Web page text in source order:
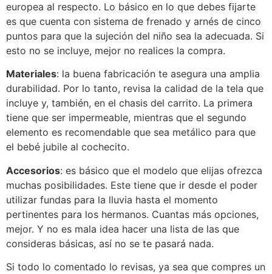
europea al respecto. Lo básico en lo que debes fijarte
es que cuenta con sistema de frenado y arnés de cinco
puntos para que la sujeción del niño sea la adecuada. Si
esto no se incluye, mejor no realices la compra.
Materiales: la buena fabricación te asegura una amplia
durabilidad. Por lo tanto, revisa la calidad de la tela que
incluye y, también, en el chasis del carrito. La primera
tiene que ser impermeable, mientras que el segundo
elemento es recomendable que sea metálico para que
el bebé jubile al cochecito.
Accesorios: es básico que el modelo que elijas ofrezca
muchas posibilidades. Este tiene que ir desde el poder
utilizar fundas para la lluvia hasta el momento
pertinentes para los hermanos. Cuantas más opciones,
mejor. Y no es mala idea hacer una lista de las que
consideras básicas, así no se te pasará nada.
Si todo lo comentado lo revisas, ya sea que compres un